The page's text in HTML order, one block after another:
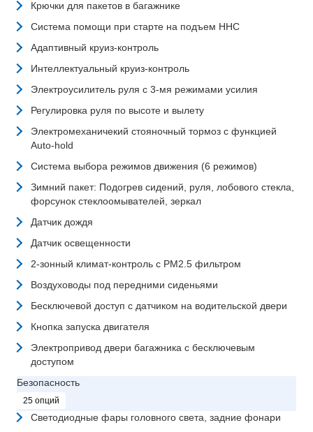
Крючки для пакетов в багажнике
Система помощи при старте на подъем HHC
Адаптивный круиз-контроль
Интеллектуальный круиз-контроль
Электроусилитель руля с 3-мя режимами усилия
Регулировка руля по высоте и вылету
Электромеханичекий стояночный тормоз с функцией
Auto-hold
Система выбора режимов движения (6 режимов)
Зимний пакет: Подогрев сидений, руля, лобового стекла,
форсунок стеклоомывателей, зеркал
Датчик дождя
Датчик освещенности
2-зонный климат-контроль с РМ2.5 фильтром
Воздуховоды под передними сиденьями
Бесключевой доступ с датчиком на водительской двери
Кнопка запуска двигателя
Электропривод двери багажника с бесключевым
доступом
Безопасность
25 опций
Светодиодные фары головного света, задние фонари